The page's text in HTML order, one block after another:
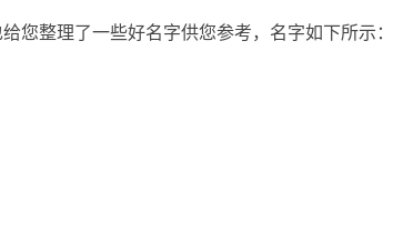
您整理了一些好名字供您参考，名字如下所示：